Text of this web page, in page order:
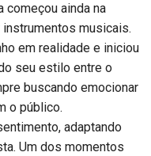
começou ainda na
musicais.
em realidade e iniciou
seu estilo entre o
buscando emocionar
o público.
adaptando
Um dos momentos